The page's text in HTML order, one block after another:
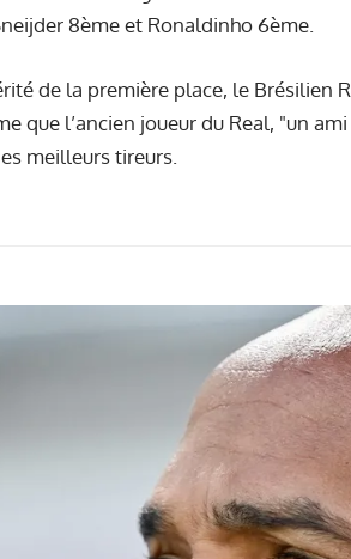
8ème et Ronaldinho 6ème.
de la première place, le Brésilien
que l’ancien joueur du Real, "un
meilleurs tireurs.